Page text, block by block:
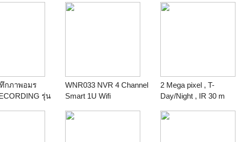
กภาพอมร
รุ่น
WNR033 NVR 4 Channel
Smart 1U Wifi
2 Mega pixel , T-
Day/Night , IR 30 m
Dynamic , Auto back